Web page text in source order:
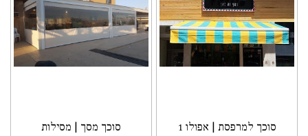
סוכך למרפסת | אפולו 1 סוכך מסך | מסילות